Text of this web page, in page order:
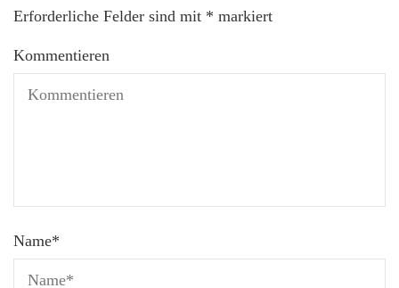
Erforderliche Felder sind mit * markiert
Kommentieren
Name*